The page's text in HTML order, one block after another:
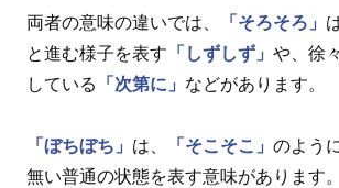
両者の意味の違いでは、 「そろそろ」
と進む様子を表す 「しずしず」 や、徐
している
「次第に」 などがあります。
「ぼちぼち」 は、 「そこそこ」 のよう
無い普通の状態を表す意味があります。